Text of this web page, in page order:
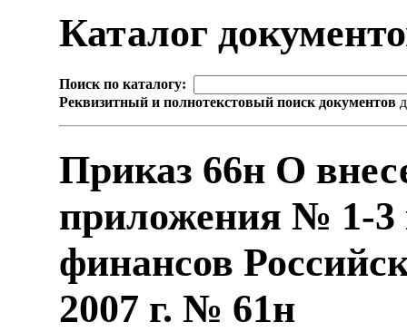
Каталог
Поиск по каталогу:
Реквизитный и полнотекстовый поиск документов
Приказ 66н О
приложения № 1-3
финансов
2007 г. № 61н